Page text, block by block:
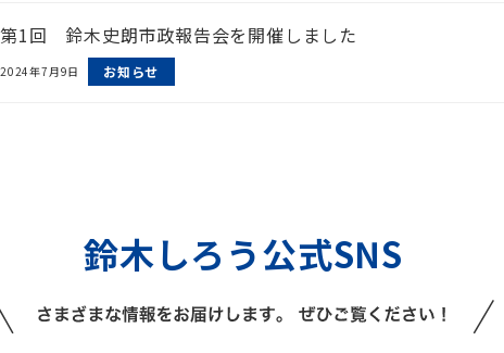
第1回 鈴木史朗市政報告会を開催しました
2024年7月9日 お知らせ
鈴木しろう公式SNS